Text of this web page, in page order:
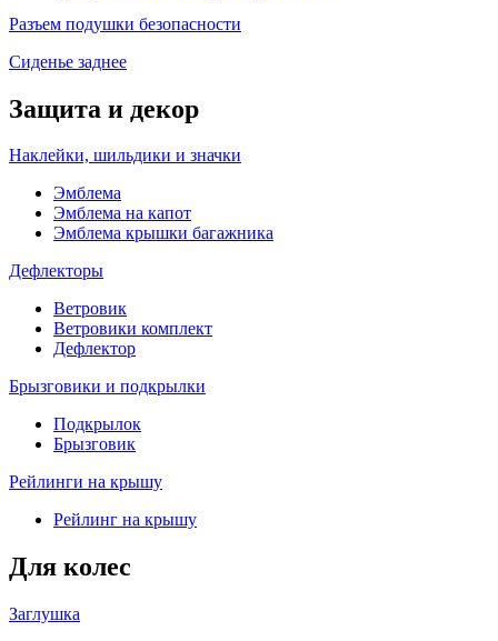
Разъем подушки безопасности
Сиденье заднее
Защита и декор
Наклейки, шильдики и значки
Эмблема
Эмблема на капот
Эмблема крышки багажника
Дефлекторы
Ветровик
Ветровики комплект
Дефлектор
Брызговики и подкрылки
Подкрылок
Брызговик
Рейлинги на крышу
Рейлинг на крышу
Для колес
Заглушка